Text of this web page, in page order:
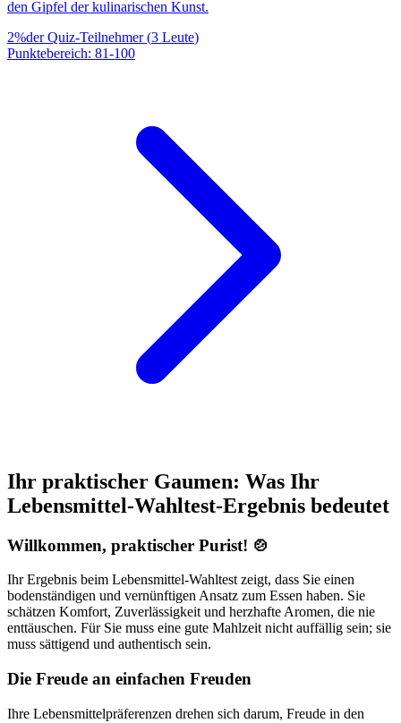
den Gipfel der kulinarischen Kunst.
2%der Quiz-Teilnehmer(3 Leute)
Punktebereich: 81-100
Ihr praktischer Gaumen: Was Ihr
Lebensmittel-Wahltest-Ergebnis bedeutet
Willkommen, praktischer Purist! 🍲
Ihr Ergebnis beim Lebensmittel-Wahltest zeigt, dass Sie einen
bodenständigen und vernünftigen Ansatz zum Essen haben. Sie
schätzen Komfort, Zuverlässigkeit und herzhafte Aromen, die nie
enttäuschen. Für Sie muss eine gute Mahlzeit nicht auffällig sein; sie
muss sättigend und authentisch sein.
Die Freude an einfachen Freuden
Ihre Lebensmittelpräferenzen drehen sich darum, Freude in den